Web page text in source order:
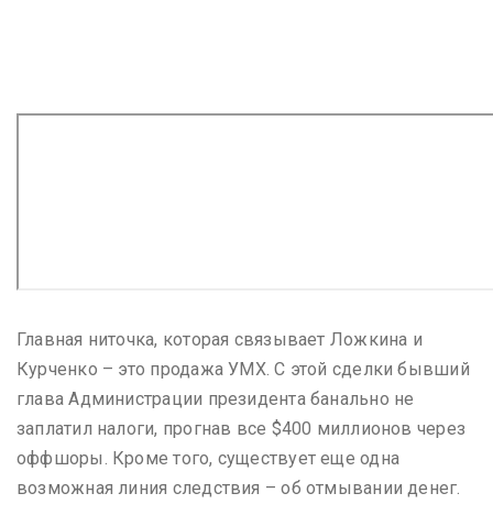
Главная ниточка, которая связывает Ложкина и
Курченко – это продажа УМХ. С этой сделки бывший
глава Администрации президента банально не
заплатил налоги, прогнав все $400 миллионов через
оффшоры. Кроме того, существует еще одна
возможная линия следствия – об отмывании денег.